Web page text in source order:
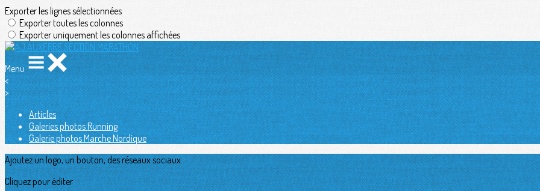
Exporter les lignes sélectionnées
Exporter toutes les colonnes
Exporter uniquement les colonnes affichées
Menu
<
>
Articles
Galeries photos Running
Galerie photos Marche Nordique
Ajoutez un logo, un bouton, des réseaux sociaux
Cliquez pour éditer